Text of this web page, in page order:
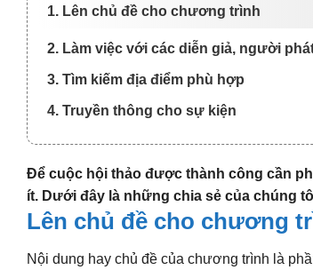
1. Lên chủ đề cho chương trình
2. Làm việc với các diễn giả, người
3. Tìm kiếm địa điểm phù hợp
4. Truyền thông cho sự kiện
Để cuộc hội thảo được thành công cần
ít. Dưới đây là những chia sẻ của chúng
Lên chủ đề cho chương
Nội dung hay chủ đề của chương trình là